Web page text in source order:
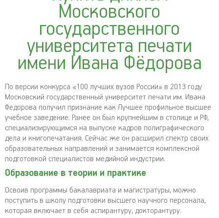
Московского
государственного
университета печати
имени Ивана Фёдорова
По версии конкурса «100 лучших вузов России» в 2013 году
Московский государственный университет печати им. Ивана
Федорова получил признание как Лучшее профильное высшее
учебное заведение. Ранее он был крупнейшим в столице и РФ,
специализирующимся на выпуске кадров полиграфического
дела и книгопечатания. Сейчас же он расширил спектр своих
образовательных направлений и занимается комплексной
подготовкой специалистов медийной индустрии.
Образование в теории и практике
Освоив программы бакалавриата и магистратуры, можно
поступить в школу подготовки высшего научного персонала,
которая включает в себя аспирантуру, докторантуру.